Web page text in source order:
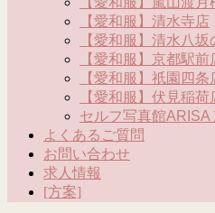
【愛和服】清水寺店
【愛和服】清水八坂
【愛和服】京都駅
【愛和服】祇園四
【愛和服】伏見稲
セルフ写真館ARISA
よくあるご質問
お問い合わせ
求人情報
[方案]